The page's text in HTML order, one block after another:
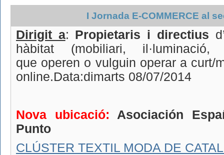
I Jornada E-COMMERCE al
Dirigit a: Propietaris i directius
hàbitat (mobiliari,
que operen o vulguin operar a curt/
online.Data:dimarts 08/07/2014
Nova ubicació: Asociación
Punto
CLÚSTER TEXTIL MODA DE